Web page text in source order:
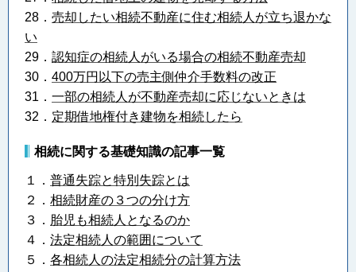
28． 売却したい相続不動産に住む相続人が立ち退かな
い
29． 認知症の相続人がいる場合の相続不動産売却
30． 400万円以下の売主側仲介手数料の改正
31． 一部の相続人が不動産売却に応じないときは
32． 定期借地権付き建物を相続したら
相続に関する基礎知識の記事一覧
１． 普通失踪と特別失踪とは
２． 相続財産の３つの分け方
３． 胎児も相続人となるのか
４． 法定相続人の範囲について
５． 各相続人の法定相続分の計算方法